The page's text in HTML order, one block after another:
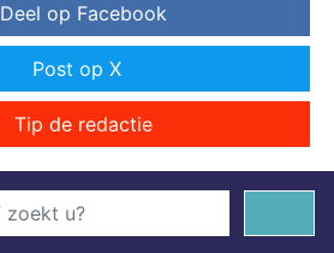
Deel op Facebook
Post op X
Tip de redactie